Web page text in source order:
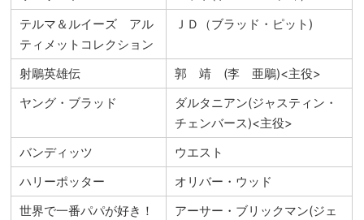
テルマ＆ルイーズ アル
ティメットコレクション
ＪＤ（ブラッド・ピット)
射鵰英雄伝
郭 靖 (李 亜鵰)<主役>
ヤング・ブラッド
ダルタニアン(ジャスティン・
チェンバース)<主役>
バンディッツ
ウエスト
ハリーポッター
オリバー・ウッド
世界で一番パパが好き！
アーサー・ブリックマン(ジェ